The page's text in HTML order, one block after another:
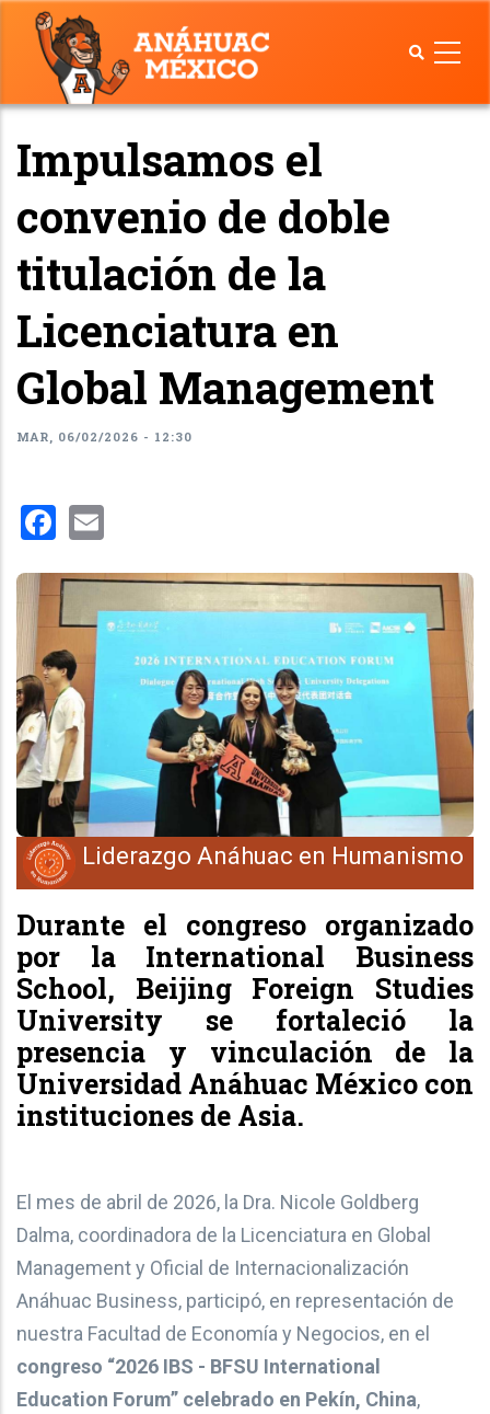
Pasar
contenido
principal
Impulsamos el
convenio de doble
titulación de la
Licenciatura en
Global Management
MAR, 06/02/2026 - 12:30
Facebook
Liderazgo Anáhuac en Humanismo
Durante el congreso organizado
por la International Business
School, Beijing Foreign Studies
University se fortaleció la
presencia y vinculación de la
Universidad Anáhuac México con
instituciones de Asia.
El mes de abril de 2026, la Dra. Nicole Goldberg
Dalma, coordinadora de la Licenciatura en Global
Management y Oficial de Internacionalización
Anáhuac Business, participó, en representación de
nuestra Facultad de Economía y Negocios, en el
congreso “2026 IBS - BFSU International
Education Forum” celebrado en Pekín, China,